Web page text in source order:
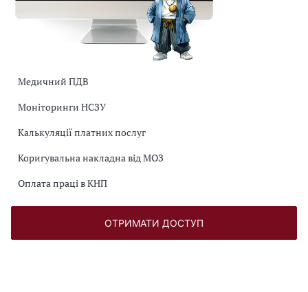
Медичний ПДВ
Моніторинги НСЗУ
Калькуляції платних послуг
Коригувальна накладна від МОЗ
Оплата праці в КНП
ОТРИМАТИ ДОСТУП